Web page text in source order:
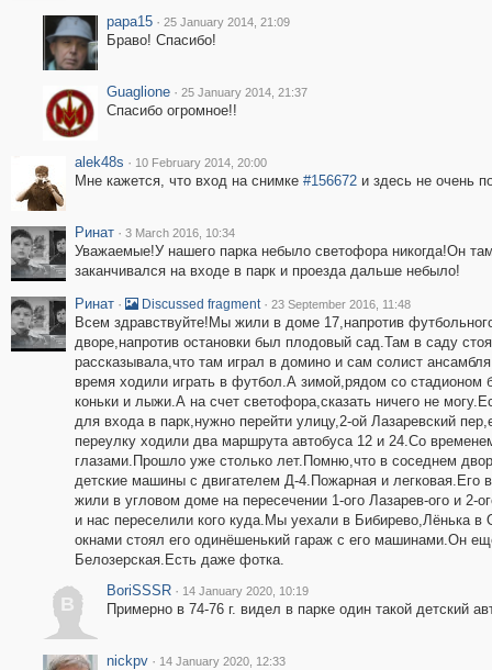
papa15 · 25 January 2014, 21:09
Браво! Спасибо!
Guaglione · 25 January 2014, 21:37
Спасибо огромное!!
alek48s · 10 February 2014, 20:00
Мне кажется, что вход на снимке #156672и здесь не очень
Ринат · 3 March 2016, 10:34
Уважаемые!У нашего парка небыло светофора никогда!Он
заканчивался на входе в парк и проезда дальше небыло!
Ринат · Discussed fragment · 23 September 2016, 11:48
Всем здравствуйте!Мы жили в доме 17,напротив
дворе,напротив остановки был плодовый сад.Там в саду
рассказывала,что там играл в домино и сам солист
время ходили играть в футбол.А зимой,рядом со стадионом
коньки и лыжи.А на счет светофора,сказать ничего не
для входа в парк,нужно перейти улицу,2-ой Лазаревский
переулку ходили два маршрута автобуса 12 и 24.Со
глазами.Прошло уже столько лет.Помню,что в соседнем
детские машины с двигателем Д-4.Пожарная и легковая.Его
жили в угловом доме на пересечении 1-ого Лазарев-ого и 2-
и нас переселили кого куда.Мы уехали в Бибирево,Лёнька
окнами стоял его одинёшенький гараж с его машинами.Он
Белозерская.Есть даже фотка.
B
BoriSSSR · 14 January 2020, 10:19
Примерно в 74-76 г. видел в парке один такой детский
nickpv · 14 January 2020, 12:33